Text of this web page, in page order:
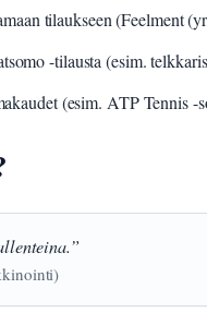
tilaukseen (Feelment
-tilausta (esim.
(esim. ATP Tennis -